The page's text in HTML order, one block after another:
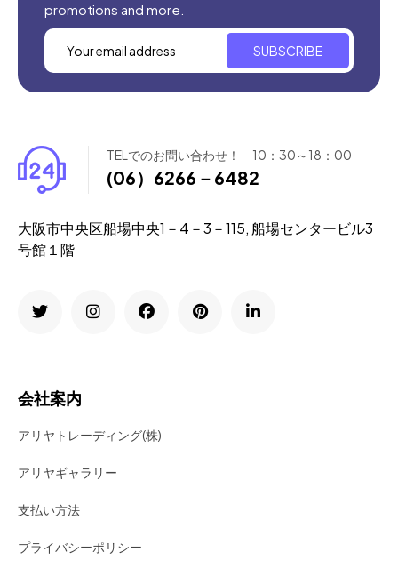
promotions and more.
SUBSCRIBE
TELでのお問い合わせ！ 10：30～18：00
(06）6266－6482
大阪市中央区船場中央1－4－3－115, 船場センタービル3
号館１階
会社案内
アリヤトレーディング(株)
アリヤギャラリー
支払い方法
プライバシーポリシー